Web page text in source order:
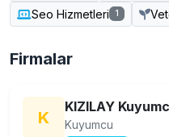
Seo Hizmetleri 1
Firmalar
K
KIZILAY
Kuyumcu